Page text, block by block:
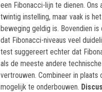
een Fibonacci-lijn te dienen.
twintig instelling, maar vaak is
beweging geldig is. Bovendien
dat Fibonacci-niveaus veel
test suggereert echter dat
als de meeste andere
vertrouwen. Combineer in plaats
mogelijk te onderbouwen.